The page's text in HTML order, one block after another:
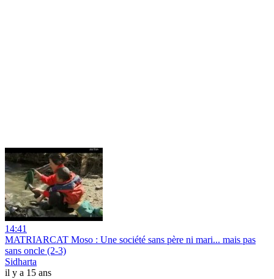
14:41
MATRIARCAT Moso : Une société sans père ni mari... mais pas
sans oncle (2-3)
Sidharta
il y a 15 ans